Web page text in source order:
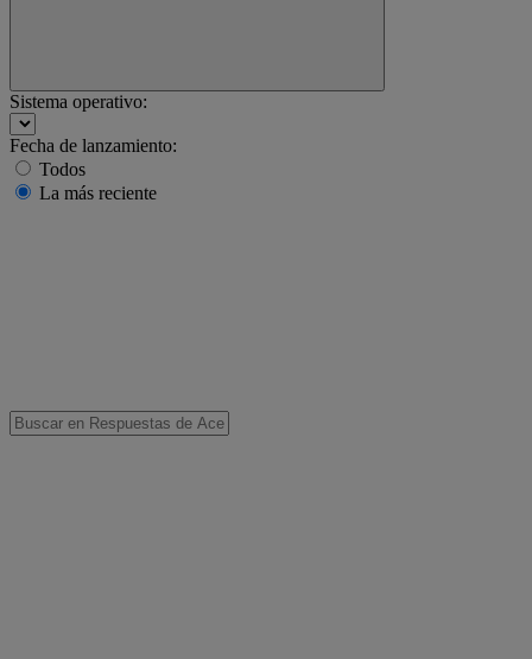
Sistema operativo:
Fecha de lanzamiento:
Todos
La más reciente